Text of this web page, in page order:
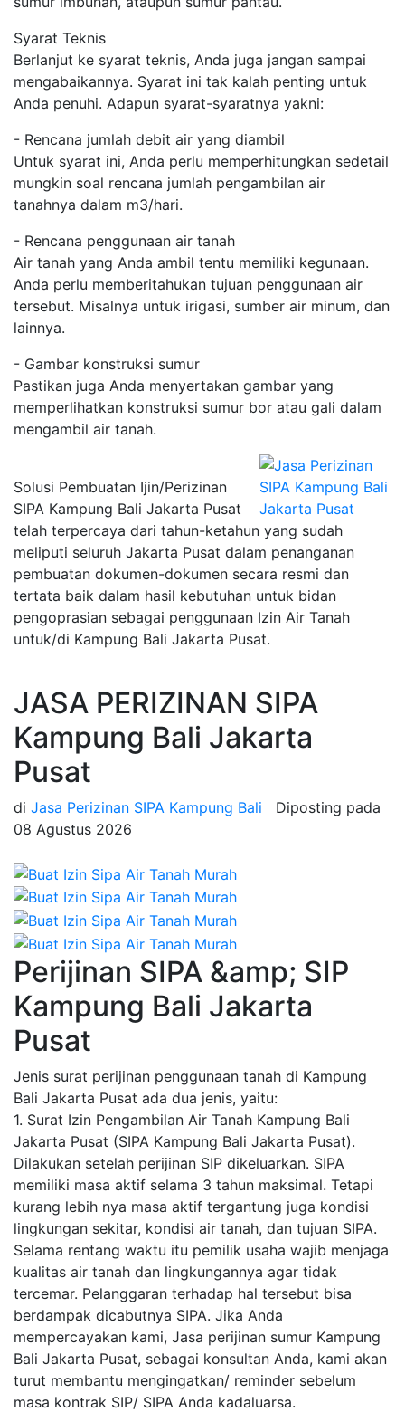
Syarat Teknis
Berlanjut ke syarat teknis, Anda juga jangan sampai
mengabaikannya. Syarat ini tak kalah penting untuk
Anda penuhi. Adapun syarat-syaratnya yakni:
- Rencana jumlah debit air yang diambil
Untuk syarat ini, Anda perlu memperhitungkan sedetail
mungkin soal rencana jumlah pengambilan air
tanahnya dalam m3/hari.
- Rencana penggunaan air tanah
Air tanah yang Anda ambil tentu memiliki kegunaan.
Anda perlu memberitahukan tujuan penggunaan air
tersebut. Misalnya untuk irigasi, sumber air minum, dan
lainnya.
- Gambar konstruksi sumur
Pastikan juga Anda menyertakan gambar yang
memperlihatkan konstruksi sumur bor atau gali dalam
mengambil air tanah.
Solusi Pembuatan Ijin/Perizinan
SIPA Kampung Bali Jakarta Pusat
telah terpercaya dari tahun-ketahun yang sudah
meliputi seluruh Jakarta Pusat dalam penanganan
pembuatan dokumen-dokumen secara resmi dan
tertata baik dalam hasil kebutuhan untuk bidan
pengoprasian sebagai penggunaan Izin Air Tanah
untuk/di Kampung Bali Jakarta Pusat.
JASA PERIZINAN SIPA
Kampung Bali Jakarta
Pusat
di Jasa Perizinan SIPA Kampung Bali
Diposting pada
08 Agustus 2026
Perijinan SIPA &amp; SIP
Kampung Bali Jakarta
Pusat
Jenis surat perijinan penggunaan tanah di Kampung
Bali Jakarta Pusat ada dua jenis, yaitu:
1. Surat Izin Pengambilan Air Tanah Kampung Bali
Jakarta Pusat (SIPA Kampung Bali Jakarta Pusat).
Dilakukan setelah perijinan SIP dikeluarkan. SIPA
memiliki masa aktif selama 3 tahun maksimal. Tetapi
kurang lebih nya masa aktif tergantung juga kondisi
lingkungan sekitar, kondisi air tanah, dan tujuan SIPA.
Selama rentang waktu itu pemilik usaha wajib menjaga
kualitas air tanah dan lingkungannya agar tidak
tercemar. Pelanggaran terhadap hal tersebut bisa
berdampak dicabutnya SIPA. Jika Anda
mempercayakan kami, Jasa perijinan sumur Kampung
Bali Jakarta Pusat, sebagai konsultan Anda, kami akan
turut membantu mengingatkan/ reminder sebelum
masa kontrak SIP/ SIPA Anda kadaluarsa.